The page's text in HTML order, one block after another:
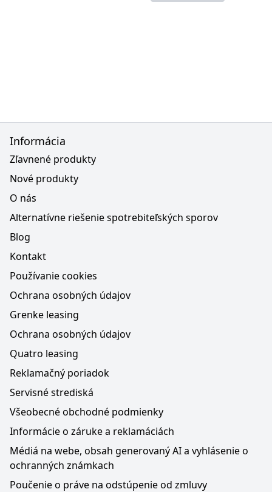
Informácia
Zľavnené produkty
Nové produkty
O nás
Alternatívne riešenie spotrebiteľských sporov
Blog
Kontakt
Používanie cookies
Ochrana osobných údajov
Grenke leasing
Ochrana osobných údajov
Quatro leasing
Reklamačný poriadok
Servisné strediská
Všeobecné obchodné podmienky
Informácie o záruke a reklamáciách
Médiá na webe, obsah generovaný AI a vyhlásenie o
ochranných známkach
Poučenie o práve na odstúpenie od zmluvy